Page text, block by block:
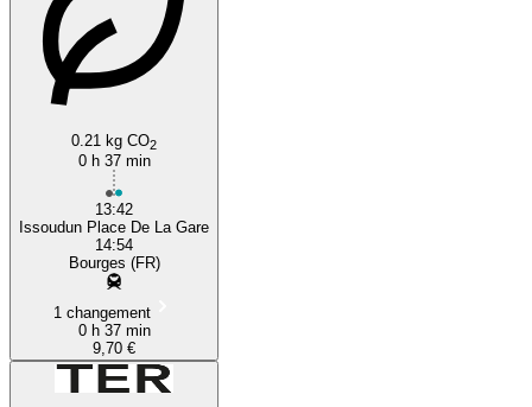
Issoudun
0.21 kg CO2
0 h 37 min
13:42
Issoudun Place De La Gare
14:54
Bourges (FR)
1 changement
0 h 37 min
9,70 €